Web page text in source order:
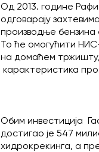
Од 2013. године
одговарају
производње
То ће омогућити
на домаћем
карактеристика
Обим инвестиција
достигао је 547
хидрокрекинга, а